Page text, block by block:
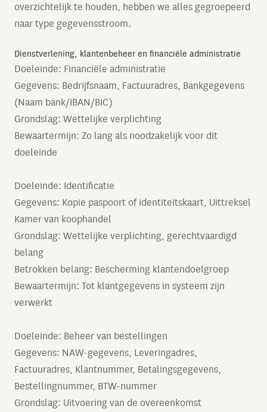
overzichtelijk te houden, hebben we alles gegroepeerd
naar type gegevensstroom.
Dienstverlening, klantenbeheer en financiële administratie
Doeleinde: Financiële administratie
Gegevens: Bedrijfsnaam, Factuuradres, Bankgegevens
(Naam bank/IBAN/BIC)
Grondslag: Wettelijke verplichting
Bewaartermijn: Zo lang als noodzakelijk voor dit
doeleinde
Doeleinde: Identificatie
Gegevens: Kopie paspoort of identiteitskaart, Uittreksel
Kamer van koophandel
Grondslag: Wettelijke verplichting, gerechtvaardigd
belang
Betrokken belang: Bescherming klantendoelgroep
Bewaartermijn: Tot klantgegevens in systeem zijn
verwerkt
Doeleinde: Beheer van bestellingen
Gegevens: NAW-gegevens, Leveringadres,
Factuuradres, Klantnummer, Betalingsgegevens,
Bestellingnummer, BTW-nummer
Grondslag: Uitvoering van de overeenkomst